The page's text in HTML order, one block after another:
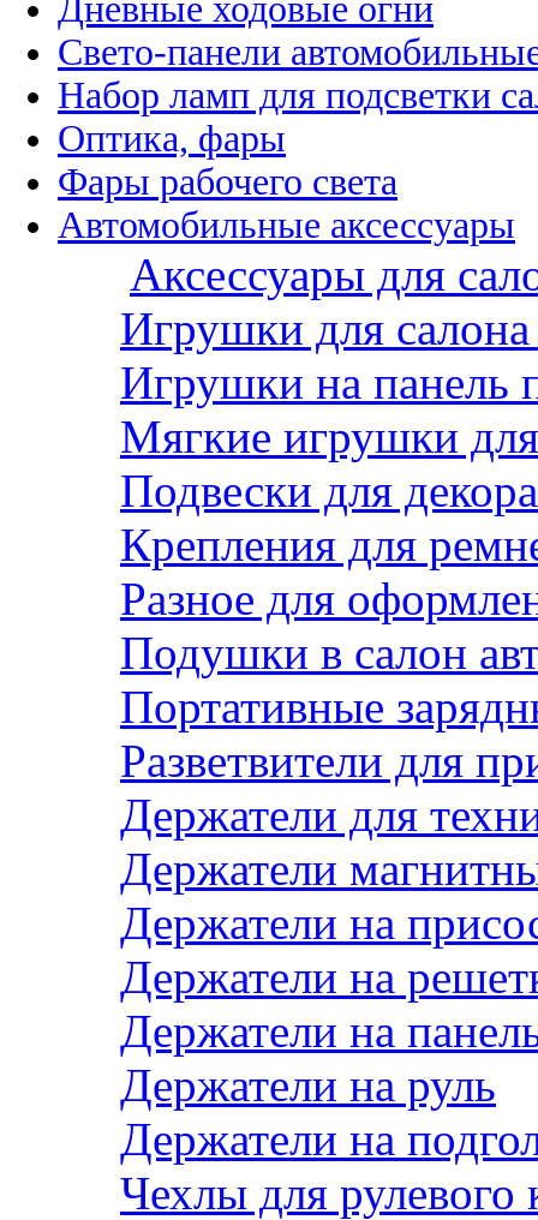
Дневные ходовые огни
Свето-панели
Набор ламп для подсветки
Оптика, фары
Фары рабочего света
Автомобильные аксессуары
Аксессуары для
Игрушки для
Игрушки на панель
Мягкие игрушки
Подвески для декора
Крепления для
Разное для
Подушки в салон
Портативные
Разветвители для
Держатели для
Держатели
Держатели на
Держатели на
Держатели на
Держатели на руль
Держатели на
Чехлы для рулевого